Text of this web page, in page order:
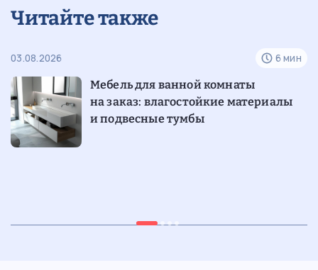
Читайте также
03.08.2026 6 мин
Мебель для ванной комнаты
на заказ: влагостойкие материалы
и подвесные тумбы